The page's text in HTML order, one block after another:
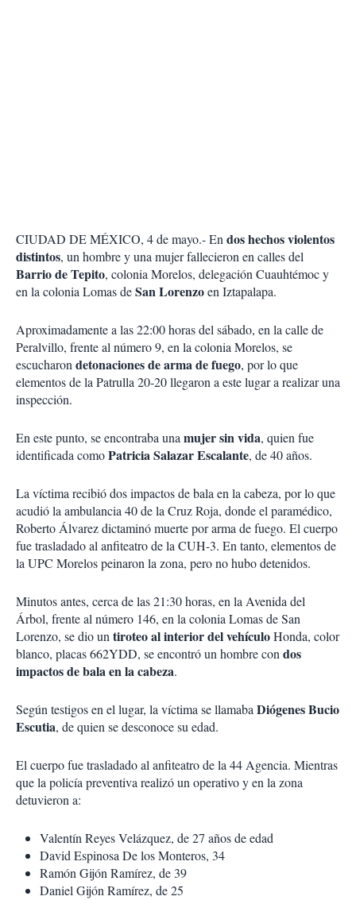
CIUDAD DE MÉXICO, 4 de mayo.- Endos hechos violentos
distintos, un hombre y una mujer fallecieron en calles del
Barrio de Tepito, colonia Morelos, delegación Cuauhtémoc y
en la colonia Lomas deSan Lorenzoen Iztapalapa.
Aproximadamente a las 22:00 horas del sábado, en la calle de
Peralvillo, frente al número 9, en la colonia Morelos, se
escucharondetonaciones de arma de fuego, por lo que
elementos de la Patrulla 20-20 llegaron a este lugar a realizar una
inspección.
En este punto, se encontraba unamujer sin vida, quien fue
identificada comoPatricia Salazar Escalante, de 40 años.
La víctima recibió dos impactos de bala en la cabeza, por lo que
acudió la ambulancia 40 de la Cruz Roja, donde el paramédico,
Roberto Álvarez dictaminó muerte por arma de fuego. El cuerpo
fue trasladado al anfiteatro de la CUH-3. En tanto, elementos de
la UPC Morelos peinaron la zona, pero no hubo detenidos.
Minutos antes, cerca de las 21:30 horas, en la Avenida del
Árbol, frente al número 146, en la colonia Lomas de San
Lorenzo, se dio untiroteoal interior del vehículoHonda, color
blanco, placas 662YDD, se encontró un hombre condos
impactos de bala en la cabeza.
Según testigos en el lugar, la víctima se llamabaDiógenes Bucio
Escutia, de quien se desconoce su edad.
El cuerpo fue trasladado al anfiteatro de la 44 Agencia. Mientras
que la policía preventiva realizó un operativo y en la zona
detuvieron a:
Valentín Reyes Velázquez, de 27 años de edad
David Espinosa De los Monteros, 34
Ramón Gijón Ramírez, de 39
Daniel Gijón Ramírez, de 25